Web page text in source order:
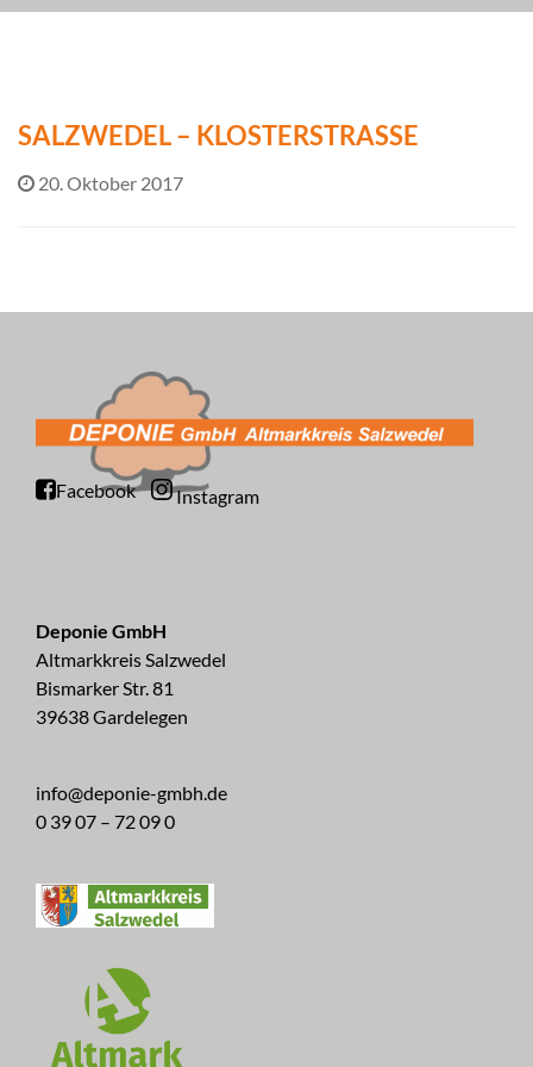
SALZWEDEL – KLOSTERSTRASSE
20. Oktober 2017
Facebook Instagram
Deponie GmbH
Altmarkkreis Salzwedel
Bismarker Str. 81
39638 Gardelegen
info@deponie-gmbh.de
0 39 07 – 72 09 0